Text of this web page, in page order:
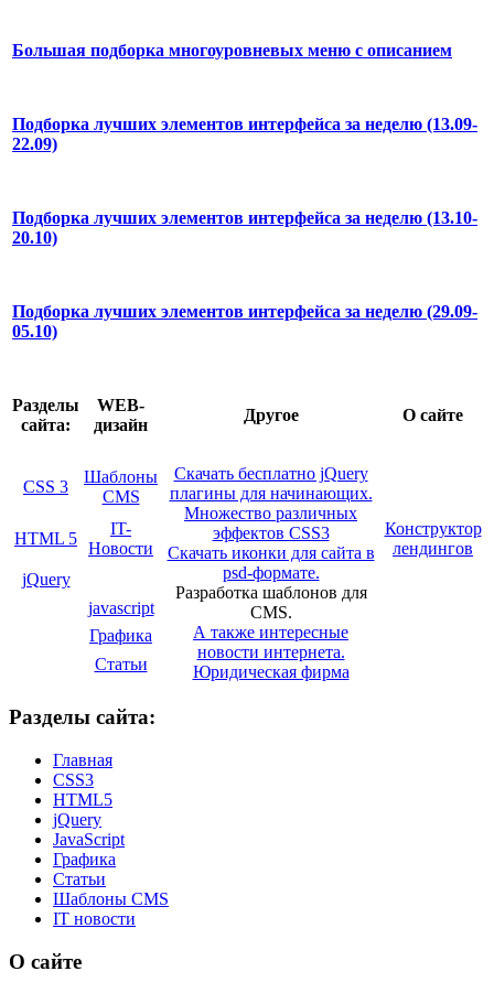
Большая подборка многоуровневых меню с описанием
Подборка лучших элементов интерфейса за неделю (13.09-
22.09)
Подборка лучших элементов интерфейса за неделю (13.10-
20.10)
Подборка лучших элементов интерфейса за неделю (29.09-
05.10)
Разделы
сайта:
WEB-
дизайн
Другое О сайте
CSS 3
Шаблоны
CMS
Скачать бесплатно jQuery
плагины для начинающих.
Множество различных
эффектов CSS3
Скачать иконки для сайта в
psd-формате.
Разработка шаблонов для
CMS.
А также интересные
новости интернета.
Юридическая фирма
HTML 5
IT-
Новости
Конструктор
лендингов
jQuery
javascript
Графика
Статьи
Разделы сайта:
Главная
CSS3
HTML5
jQuery
JavaScript
Графика
Статьи
Шаблоны CMS
IT новости
О сайте